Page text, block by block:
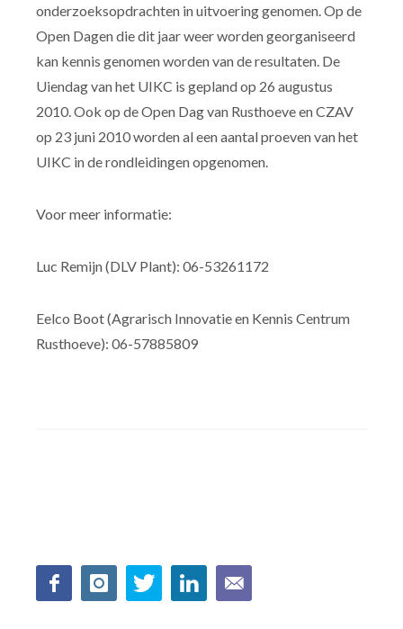
onderzoeksopdrachten in uitvoering genomen. Op de
Open Dagen die dit jaar weer worden georganiseerd
kan kennis genomen worden van de resultaten. De
Uiendag van het UIKC is gepland op 26 augustus
2010. Ook op de Open Dag van Rusthoeve en CZAV
op 23 juni 2010 worden al een aantal proeven van het
UIKC in de rondleidingen opgenomen.
Voor meer informatie:
Luc Remijn (DLV Plant): 06-53261172
Eelco Boot (Agrarisch Innovatie en Kennis Centrum
Rusthoeve): 06-57885809